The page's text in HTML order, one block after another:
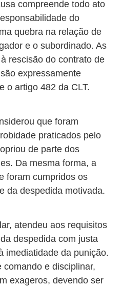
compreende todo ato
do
quebra na relação de
e o subordinado. As
rescisão do contrato de
expressamente
o artigo 482 da CLT.
que foram
praticados pelo
de parte dos
Da mesma forma, a
foram cumpridos os
da despedida motivada.
atendeu aos requisitos
despedida com justa
imediatidade da punição.
e disciplinar,
exageros, devendo ser